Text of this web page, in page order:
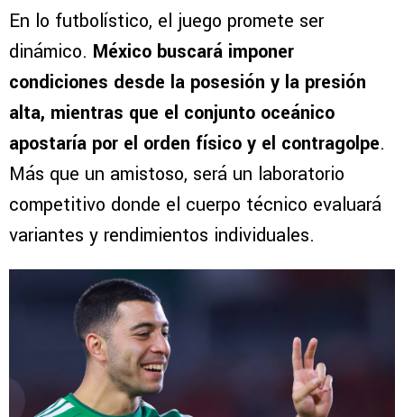
En lo futbolístico, el juego promete ser
dinámico. México buscará imponer
condiciones desde la posesión y la presión
alta, mientras que el conjunto oceánico
apostaría por el orden físico y el contragolpe.
Más que un amistoso, será un laboratorio
competitivo donde el cuerpo técnico evaluará
variantes y rendimientos individuales.